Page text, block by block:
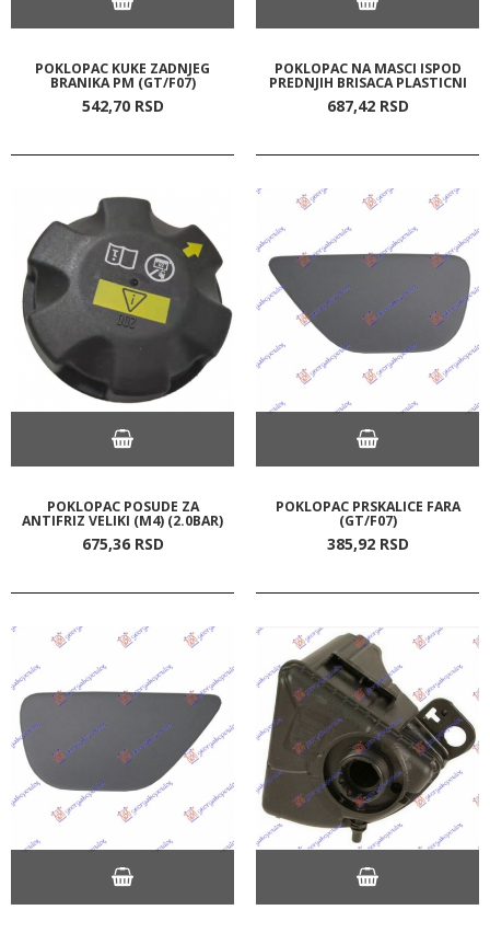
POKLOPAC KUKE ZADNJEG
BRANIKA PM (GT/F07)
542,70 RSD
POKLOPAC NA MASCI ISPOD
PREDNJIH BRISACA PLASTICNI
687,42 RSD
POKLOPAC POSUDE ZA
ANTIFRIZ VELIKI (M4) (2.0BAR)
675,36 RSD
POKLOPAC PRSKALICE FARA
(GT/F07)
385,92 RSD